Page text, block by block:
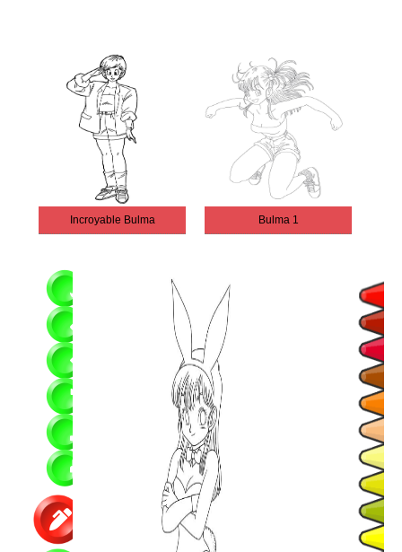
Incroyable Bulma Bulma 1